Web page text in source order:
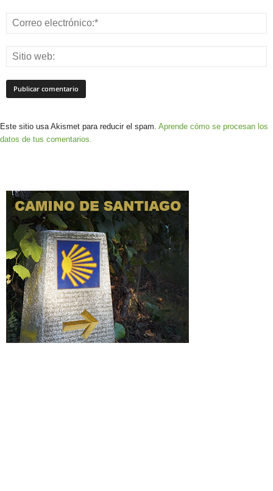
Este sitio usa Akismet para reducir el spam. Aprende cómo se procesan los
datos de tus comentarios.